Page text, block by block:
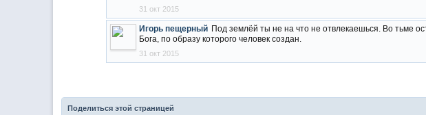
31 окт 2015
Игорь пещерный Под землёй ты не на что не отвлекаешься. Во тьме
Бога, по образу которого человек создан.
31 окт 2015
Поделиться этой страницей